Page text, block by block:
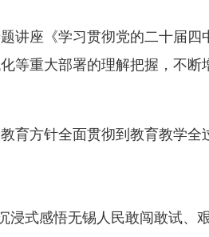
座《学习贯彻党的二十届四
等重大部署的理解把握，不断
方针全面贯彻到教育教学全
式感悟无锡人民敢闯敢试、